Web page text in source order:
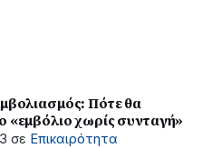
Πότε θα
«εμβόλιο χωρίς συνταγή»
σε Επικαιρότητα